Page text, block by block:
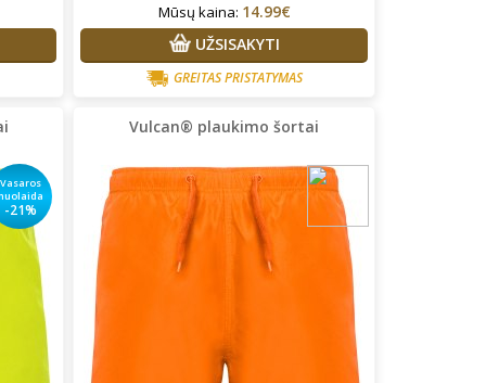
Mūsų kaina: 14.99€
UŽSISAKYTI
GREITAS PRISTATYMAS
Vasaros
-21%
Vulcan® plaukimo šortai